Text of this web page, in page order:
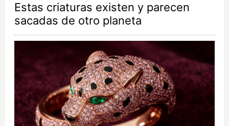
Estas criaturas existen y parecen
sacadas de otro planeta